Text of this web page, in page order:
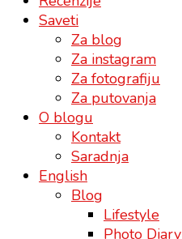
Saveti
Za blog
Za instagram
Za fotografiju
Za putovanja
O blogu
Kontakt
Saradnja
English
Blog
Lifestyle
Photo Diary